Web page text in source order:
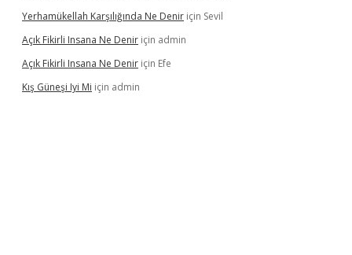
Yerhamükellah Karşılığında Ne Denir için Sevil
Açık Fikirli Insana Ne Denir için admin
Açık Fikirli Insana Ne Denir için Efe
Kış Güneşi Iyi Mi için admin